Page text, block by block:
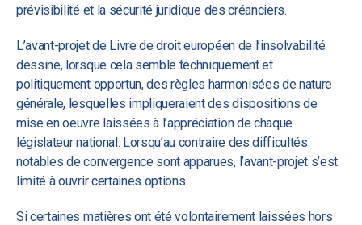
prévisibilité et la sécurité juridique des créanciers.
L’avant-projet de Livre de droit européen de l’insolvabilité
dessine, lorsque cela semble techniquement et
politiquement opportun, des règles harmonisées de nature
générale, lesquelles impliqueraient des dispositions de
mise en oeuvre laissées à l’appréciation de chaque
législateur national. Lorsqu’au contraire des difficultés
notables de convergence sont apparues, l’avant-projet s’est
limité à ouvrir certaines options.
Si certaines matières ont été volontairement laissées hors